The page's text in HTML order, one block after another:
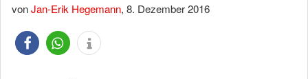
vonJan-Erik Hegemann, 8. Dezember 2016